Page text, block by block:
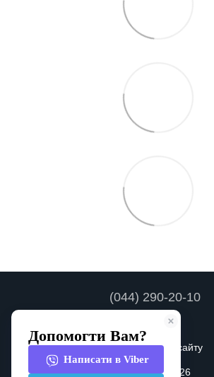
(044) 290-20-10
Контакти
Повна версія сайту
© 2010—2026